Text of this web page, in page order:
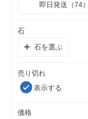
即日発送（74）
石
石を選ぶ
売り切れ
表示する
価格